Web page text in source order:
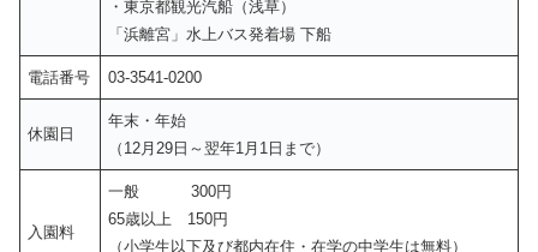
・東京都観光汽船（浅草）
「浜離宮」水上バス発着場 下船
電話番号 03-3541-0200
休園日
年末・年始
（12月29日～翌年1月1日まで）
入園料
一般 300円
65歳以上 150円
（小学生以下及び都内在住・在学の中学生は無料）